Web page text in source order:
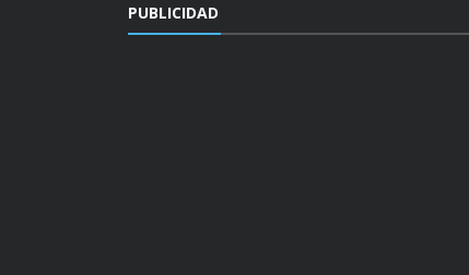
PUBLICIDAD